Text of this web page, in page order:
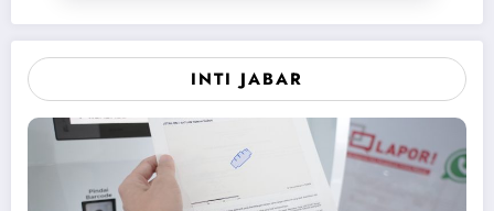
INTI JABAR